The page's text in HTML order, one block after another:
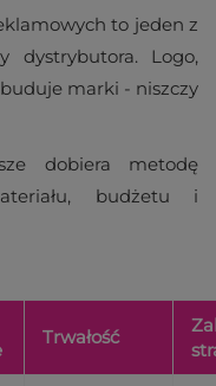
to jeden z
dystrybutora. Logo,
marki - niszczy
dobiera metodę
budżetu i
Trwałość